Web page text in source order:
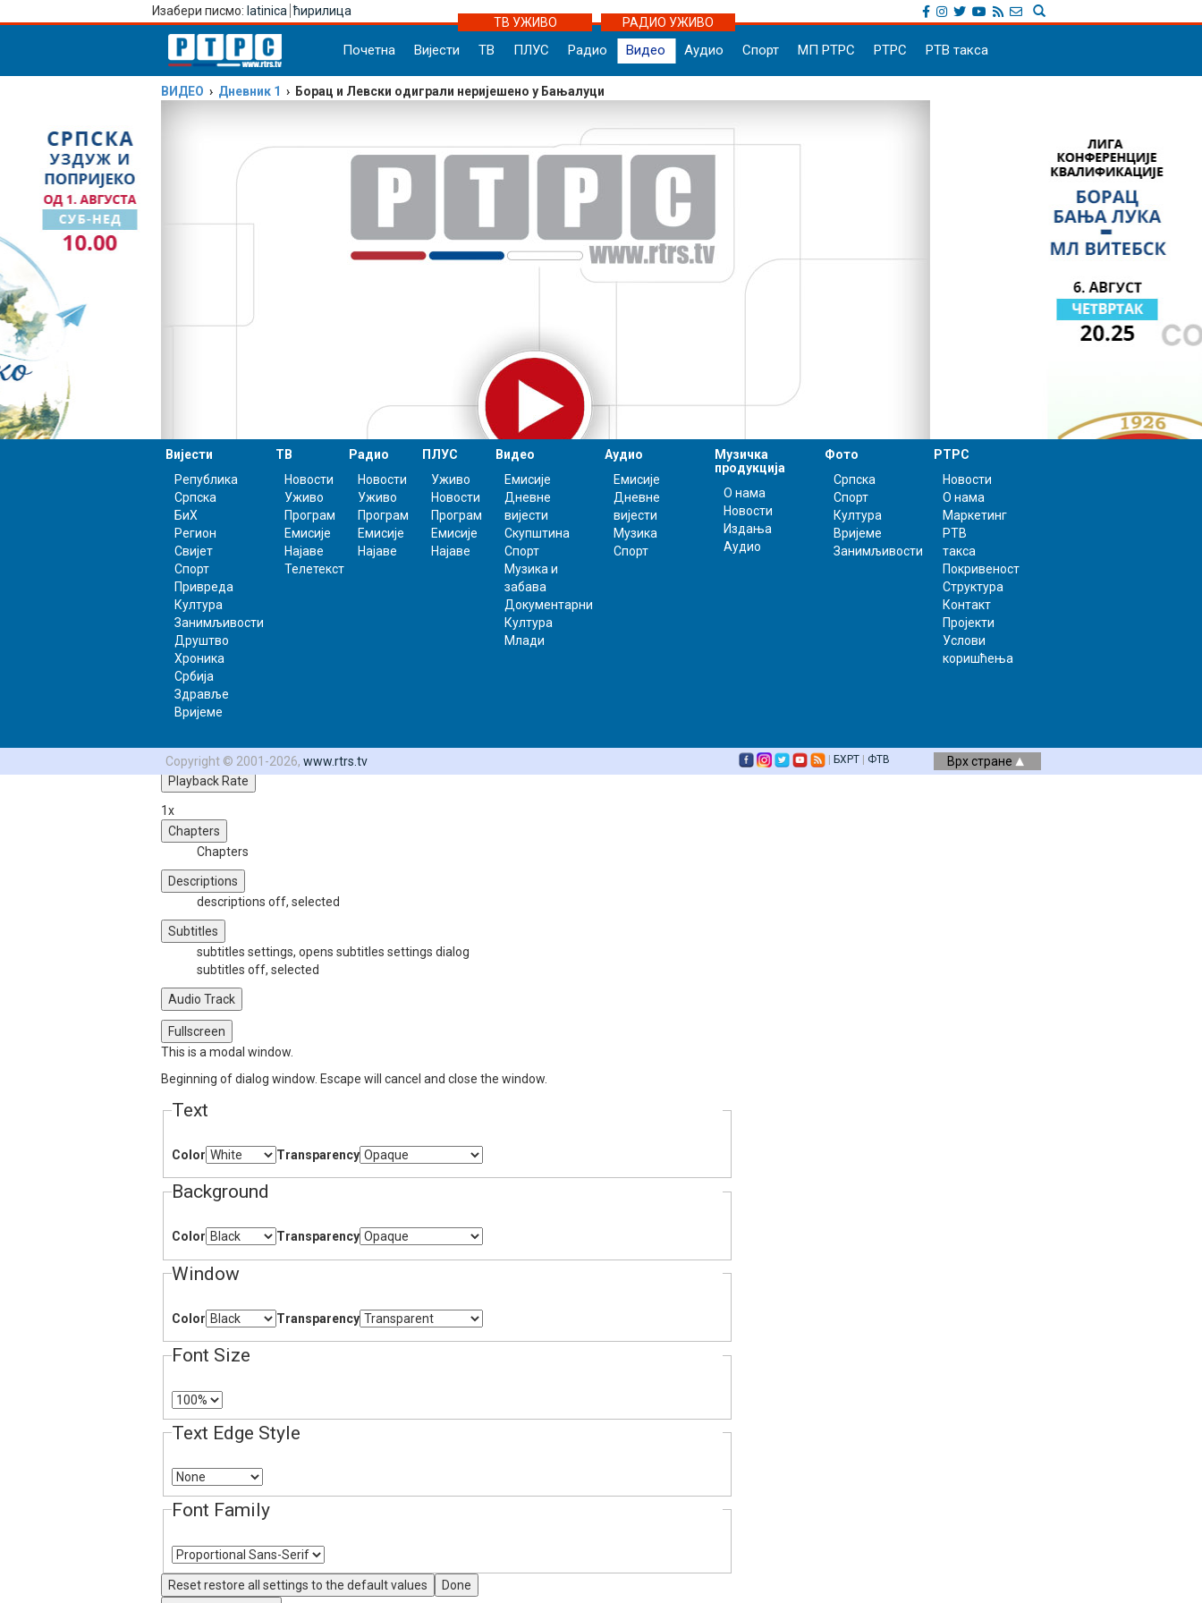
Изабери писмо: latinica ћирилица
ТВ УЖИВО
РАДИО УЖИВО
Почетна Вијести ТВ ПЛУС Радио Видео Аудио Спорт МП РТРС РТРС РТВ такса
ВИДЕО › Дневник 1 › Борац и Левски одиграли неријешено у Бањалуци
Video Player is loading.
Play Video
Play
Mute
0:00
0:00
Loaded: 0%
0:00
Progress:
0%
Playback Rate
1x
Chapters
Chapters
Descriptions
descriptions off, selected
Subtitles
subtitles settings, opens subtitles settings dialog
subtitles off, selected
Audio Track
Fullscreen
This is a modal window.
Beginning of dialog window. Escape will cancel and close the window.
Text
Color Transparency
Background
Color Transparency
Window
Color Transparency
Font Size
Text Edge Style
Font Family
Resetrestore all settings to the default values
Done
Вијести
Република
Српска
БиХ
Регион
Свијет
Спорт
Привреда
Култура
Занимљивости
Друштво
Хроника
Србија
Здравље
Вријеме
ТВ
Новости
Уживо
Програм
Емисије
Најаве
Телетекст
Радио
Новости
Уживо
Програм
Емисије
Најаве
ПЛУС
Уживо
Новости
Програм
Емисије
Најаве
Видео
Емисије
Дневне
вијести
Скупштина
Спорт
Музика и
забава
Документарни
Култура
Млади
Аудио
Емисије
Дневне
вијести
Музика
Спорт
Музичка
продукција
О нама
Новости
Издања
Аудио
Фото
Српска
Спорт
Култура
Вријеме
Занимљивости
РТРС
Новости
О нама
Маркетинг
РТВ
такса
Покривеност
Структура
Контакт
Пројекти
Услови
коришћења
Copyright © 2001-2026, www.rtrs.tv БХРТ ФТВ Врх стране